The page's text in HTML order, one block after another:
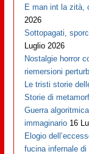
E man int la zità,
2026
Sottopagati,
Luglio 2026
Nostalgie horror
riemersioni
Le tristi storie
Storie di
Guerra
immaginario 16
Elogio
fucina infernale di